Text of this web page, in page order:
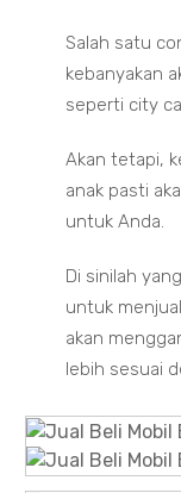
Salah satu
kebanyakan
seperti city
Akan tetapi,
anak pasti
untuk Anda.
Di sinilah
untuk
akan
lebih sesuai